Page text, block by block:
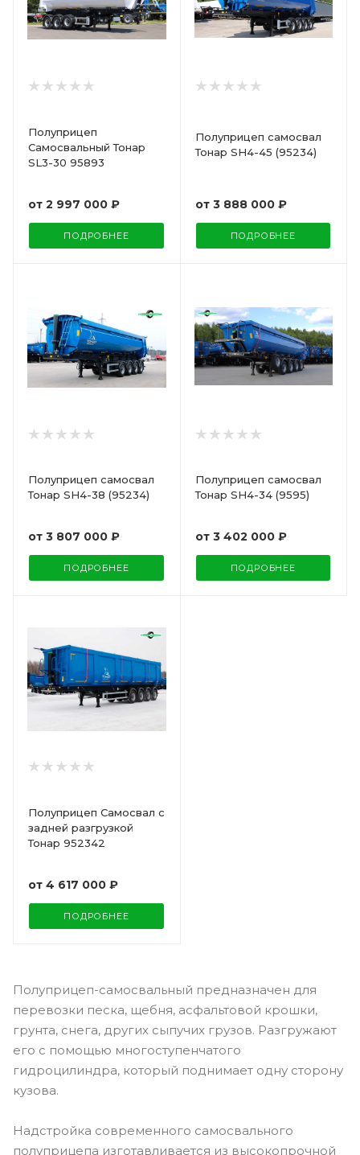
Полуприцеп
Самосвальный Тонар
SL3-30 95893
от 2 997 000 ₽
ПОДРОБНЕЕ
Полуприцеп самосвал
Тонар SH4-45 (95234)
от 3 888 000 ₽
ПОДРОБНЕЕ
Полуприцеп самосвал
Тонар SH4-38 (95234)
от 3 807 000 ₽
ПОДРОБНЕЕ
Полуприцеп самосвал
Тонар SH4-34 (9595)
от 3 402 000 ₽
ПОДРОБНЕЕ
Полуприцеп Самосвал с
задней разгрузкой
Тонар 952342
от 4 617 000 ₽
ПОДРОБНЕЕ
Полуприцеп-самосвальный предназначен для
перевозки песка, щебня, асфальтовой крошки,
грунта, снега, других сыпучих грузов. Разгружают
его с помощью многоступенчатого
гидроцилиндра, который поднимает одну сторону
кузова.
Надстройка современного самосвального
полуприцепа изготавливается из высокопрочной